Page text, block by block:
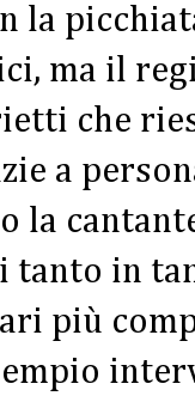
la
ma il
che
a
la
tanto in
più